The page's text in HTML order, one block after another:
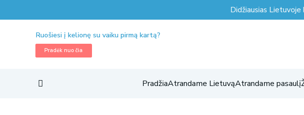
Didžiausias
Ruošiesi į kelionę su vaiku pirmą kartą?
Pradėk nuo čia
PradžiaAtrandame LietuvąAtrandame pasaulį